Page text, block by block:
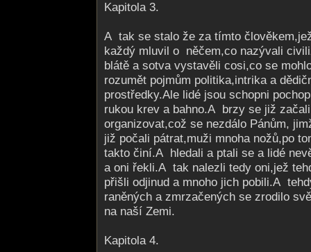
Kapitola 3.
A tak se stalo že za tímto
každý mluvil o něčem,co nazývali
blátě a sotva vystavěli cosi,co se
rozumět pojmům politika,intrika a
prostředky.Ale lidé jsou schopni
rukou krev a bahno.A brzy se již
organizovat,což se nezdálo Pánům,
již počali pátrat,muži mnoha nožů,po
takto činí.A hledali a ptali se a lidé
a oni řekli.A tak nalezli tedy oni,jež
přišli odjinud a mnoho jich pobili.A
raněných a zmrzačených se zrodilo
na naší Zemi.
Kapitola 4.